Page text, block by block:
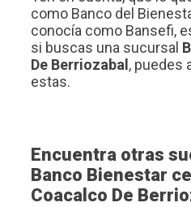
como Banco del
conocía como Bansefi,
si buscas una sucursal
De Berriozabal , puedes
estas.
Encuentra otras
Banco Bienestar
Coacalco De